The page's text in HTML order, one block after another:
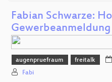
Fabian Schwarze:
augenpruefraum freitalk
Fabi